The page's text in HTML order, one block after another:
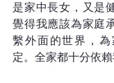
是家中長女，又是
覺得我應該為家庭
繫外面的世界，
定。全家都十分依賴